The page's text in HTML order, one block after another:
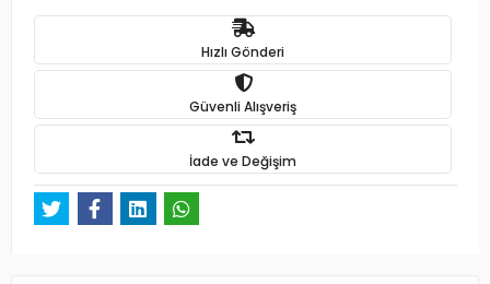
Hızlı Gönderi
Güvenli Alışveriş
İade ve Değişim